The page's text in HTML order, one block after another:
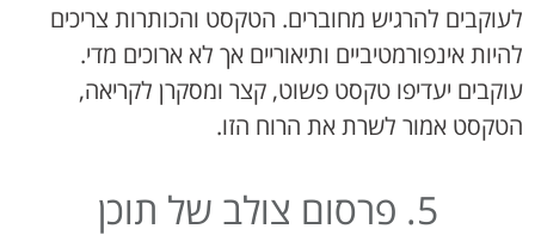
לעוקבים להרגיש מחוברים. הטקסט והכותרות צריכים
להיות אינפורמטיביים ותיאוריים אך לא ארוכים מדי.
עוקבים יעדיפו טקסט פשוט, קצר ומסקרן לקריאה,
הטקסט אמור לשרת את הרוח הזו.
5. פרסום צולב של תוכן